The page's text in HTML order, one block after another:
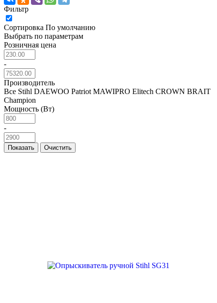
Фильтр
Сортировка По умолчанию
Выбрать по параметрам
Розничная цена
-
Производитель
Все Stihl DAEWOO Patriot MAWIPRO Elitech CROWN BRAIT
Champion
Мощность (Вт)
-
Показать Очистить